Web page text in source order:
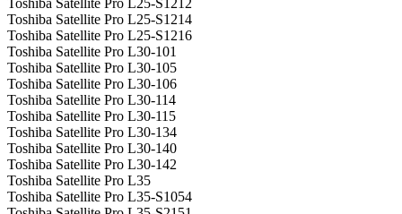
Toshiba Satellite Pro L25-S1212
Toshiba Satellite Pro L25-S1214
Toshiba Satellite Pro L25-S1216
Toshiba Satellite Pro L30-101
Toshiba Satellite Pro L30-105
Toshiba Satellite Pro L30-106
Toshiba Satellite Pro L30-114
Toshiba Satellite Pro L30-115
Toshiba Satellite Pro L30-134
Toshiba Satellite Pro L30-140
Toshiba Satellite Pro L30-142
Toshiba Satellite Pro L35
Toshiba Satellite Pro L35-S1054